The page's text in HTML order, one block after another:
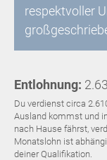
respektvoller
Entlohnung:
Du verdienst circa
Ausland kommst und
nach Hause fährst,
Monatslohn ist
deiner Qualifikation.